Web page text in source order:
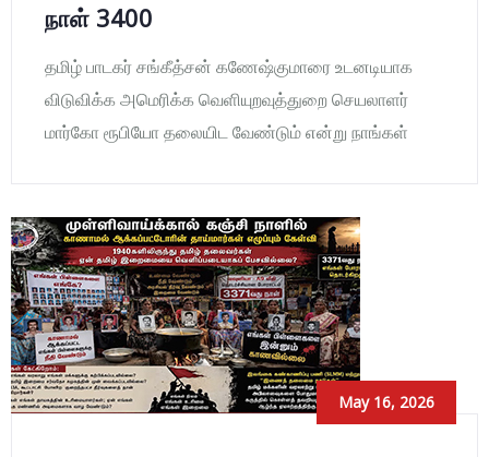
நாள் 3400
தமிழ் பாடகர் சங்கீத்சன் கணேஷ்குமாரை உடனடியாக
விடுவிக்க அமெரிக்க வெளியுறவுத்துறை செயலாளர்
மார்கோ ரூபியோ தலையிட வேண்டும் என்று நாங்கள்
May 16, 2026